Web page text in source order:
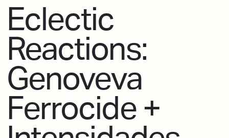
Eclectic
Reactions:
Genoveva
Ferrocide +